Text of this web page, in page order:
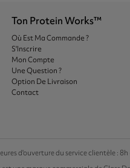
Ton Protein Works™
Où Est Ma Commande ?
S'Inscrire
Mon Compte
Une Question ?
Option De Livraison
Contact
d'ouverture du service clientèle :